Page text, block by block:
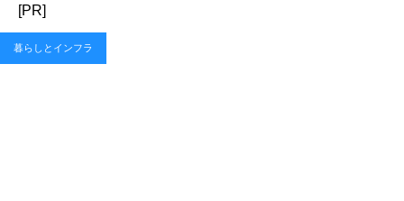
[PR]
暮らしとインフラ